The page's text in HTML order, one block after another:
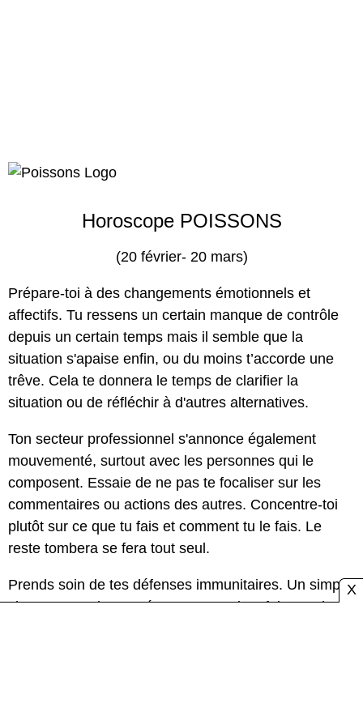
Horoscope POISSONS
(20 février- 20 mars)
Prépare-toi à des changements émotionnels et
affectifs. Tu ressens un certain manque de contrôle
depuis un certain temps mais il semble que la
situation s'apaise enfin, ou du moins t’accorde une
trêve. Cela te donnera le temps de clarifier la
situation ou de réfléchir à d'autres alternatives.
Ton secteur professionnel s'annonce également
mouvementé, surtout avec les personnes qui le
composent. Essaie de ne pas te focaliser sur les
commentaires ou actions des autres. Concentre-toi
plutôt sur ce que tu fais et comment tu le fais. Le
reste tombera se fera tout seul.
Prends soin de tes défenses immunitaires. Un simple
changement de température pourrait te faire tomber
X